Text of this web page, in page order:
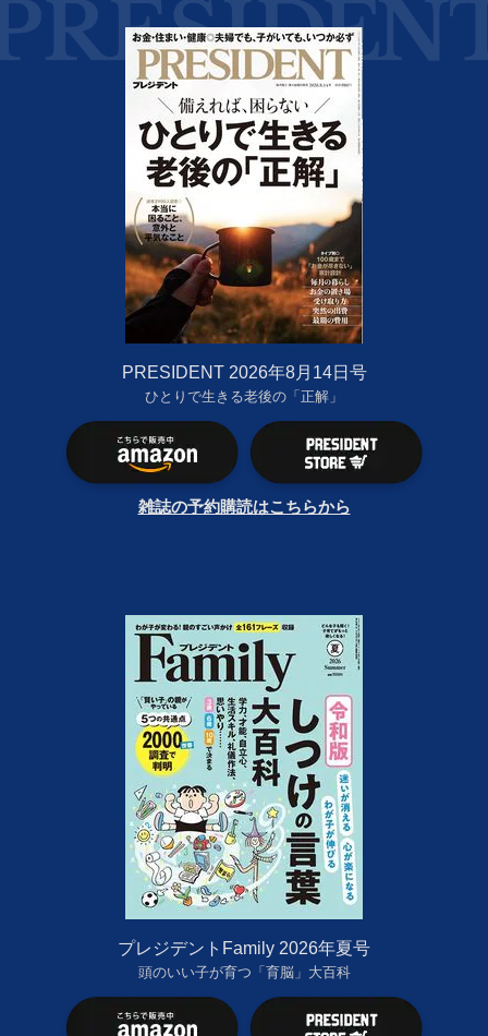
PRESIDENT 2026年8月14日号
ひとりで生きる老後の「正解」
雑誌の予約購読はこちらから
プレジデントFamily 2026年夏号
頭のいい子が育つ「育脳」大百科